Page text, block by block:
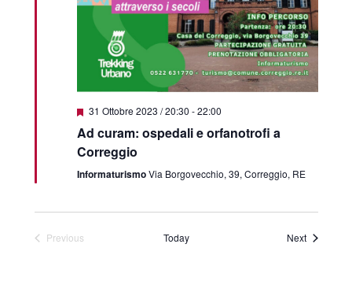
Featured
31 Ottobre 2023 / 20:30 -22:00
Ad curam: ospedali e orfanotrofi a
Correggio
InformaturismoVia Borgovecchio, 39, Correggio, RE
Previous
Today NextEvents